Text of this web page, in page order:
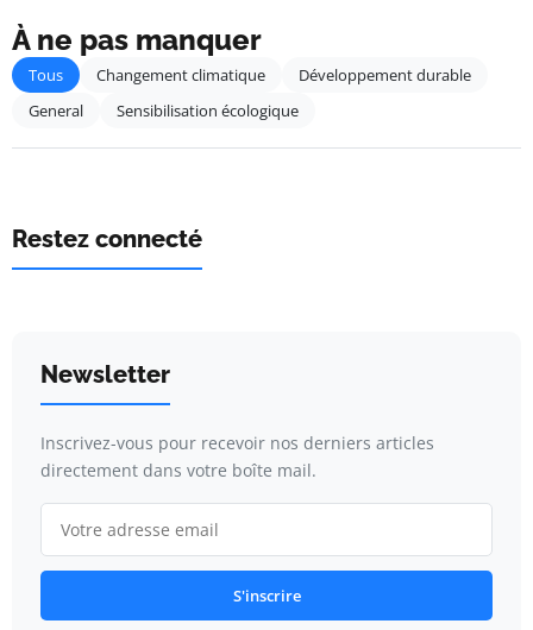
À ne pas manquer
Tous Changement climatique
Développement durable
General
Sensibilisation écologique
Restez connecté
Newsletter
Inscrivez-vous pour recevoir nos derniers articles
directement dans votre boîte mail.
S'inscrire